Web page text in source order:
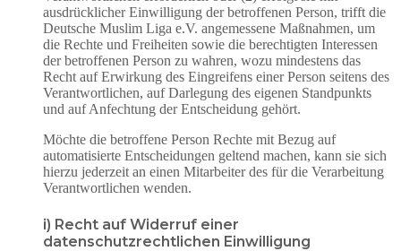
ausdrücklicher Einwilligung der betroffenen Person, trifft die
Deutsche Muslim Liga e.V. angemessene Maßnahmen, um
die Rechte und Freiheiten sowie die berechtigten Interessen
der betroffenen Person zu wahren, wozu mindestens das
Recht auf Erwirkung des Eingreifens einer Person seitens des
Verantwortlichen, auf Darlegung des eigenen Standpunkts
und auf Anfechtung der Entscheidung gehört.
Möchte die betroffene Person Rechte mit Bezug auf
automatisierte Entscheidungen geltend machen, kann sie sich
hierzu jederzeit an einen Mitarbeiter des für die Verarbeitung
Verantwortlichen wenden.
i) Recht auf Widerruf einer
datenschutzrechtlichen Einwilligung